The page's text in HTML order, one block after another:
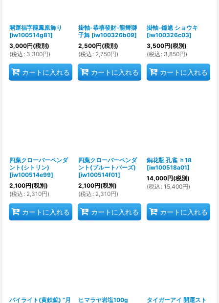
開運福字龍鳳凰飾り
[iw100514g81]
3,000円(税別)
(税込 : 3,300円)
カートに入れる
掛軸-恭禧發財-龍舞獅
子舞 [iw100326b09]
2,500円(税別)
(税込 : 2,750円)
カートに入れる
掛軸-鐘馗 ショウキ
[iw100326c03]
3,500円(税別)
(税込 : 3,850円)
カートに入れる
四葉クローバーペンダ
ント(シトリン)
[iw100514e99]
2,100円(税別)
(税込 : 2,310円)
カートに入れる
四葉クローバーペンダ
ント(ブルートパーズ)
[iw100514f01]
2,100円(税別)
(税込 : 2,310円)
カートに入れる
銅花瓶 孔雀 ｈ18
[iw100518a01]
14,000円(税別)
(税込 : 15,400円)
カートに入れる
パイライト(黄鉄鉱) ”月
ヒマラヤ岩塩100g
タイガーアイ 開運スト